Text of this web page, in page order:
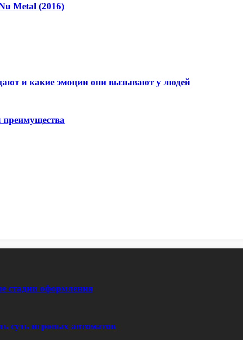
Metal (2016)
и какие эмоции они вызывают у людей
преимущества
стадии оформления
суть игровых автоматов